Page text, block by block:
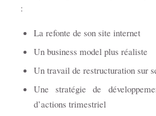
:
La refonte de son site internet
Un business model plus réaliste
Un travail de restructuration sur
Une stratégie de
d’actions trimestriel